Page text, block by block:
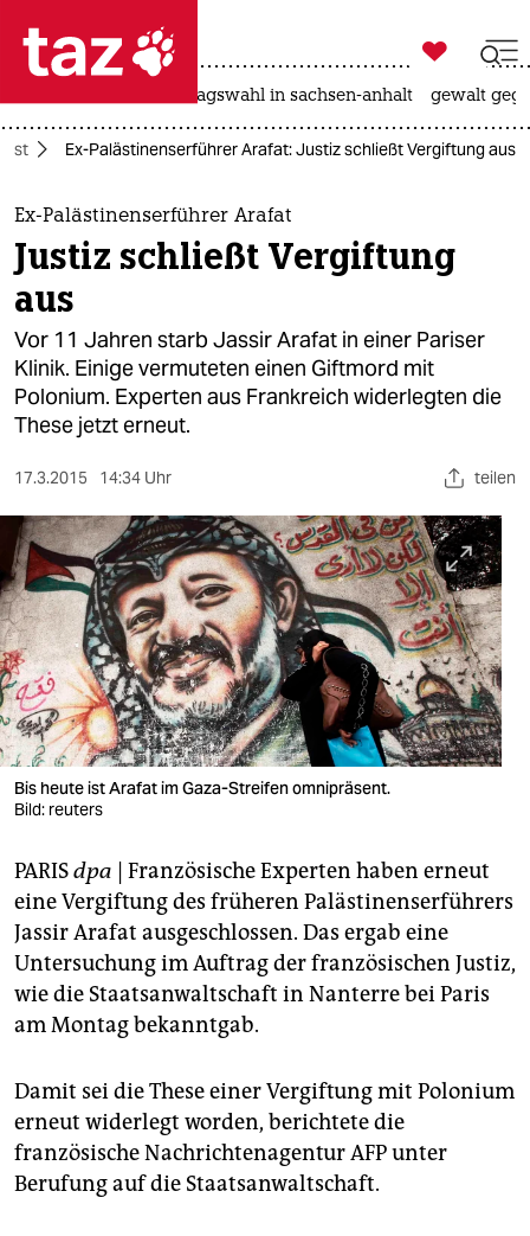
 taz zahl ich
taz zahl ich
themen
politik
öko
gesellschaft
kultur
sport
berlin
nord
wahrheit
verlag
verlag
veranstaltungen
fragen & hilfe
unterstützen
abo
genossenschaft

taz zahl ich
landtagswahl in sachsen-anhalt gewalt
Ex-Palästinenserführer Arafat: Justiz schließt Vergiftung aus
Ex-Palästinenserführer Arafat
Justiz schließt Vergiftung
aus
Vor 11 Jahren starb Jassir Arafat in einer Pariser
Klinik. Einige vermuteten einen Giftmord mit
Polonium. Experten aus Frankreich widerlegten die
These jetzt erneut.
17.3.2015 14:34 Uhr teilen
Bis heute ist Arafat im Gaza-Streifen omnipräsent.
Bild: reuters
PARISdpa | Französische Experten haben erneut
eine Vergiftung des früheren Palästinenserführers
Jassir Arafat ausgeschlossen. Das ergab eine
Untersuchung im Auftrag der französischen Justiz,
wie die Staatsanwaltschaft in Nanterre bei Paris
am Montag bekanntgab.
Damit sei die These einer Vergiftung mit Polonium
erneut widerlegt worden, berichtete die
französische Nachrichtenagentur AFP unter
Berufung auf die Staatsanwaltschaft.